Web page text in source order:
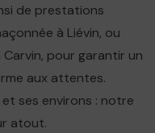
de prestations
à Liévin, ou
pour garantir un
aux attentes.
et ses environs : notre
atout.